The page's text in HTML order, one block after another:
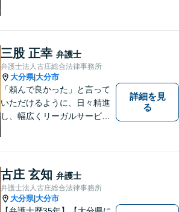
三股 正幸 弁護士
弁護士法人古庄総合法律事務所
大分県|大分市
「頼んで良かった」と言って
いただけるように、日々精進
し、幅広くリーガルサービス
詳細を見
る
古庄 玄知 弁護士
弁護士法人古庄総合法律事務所
大分県|大分市